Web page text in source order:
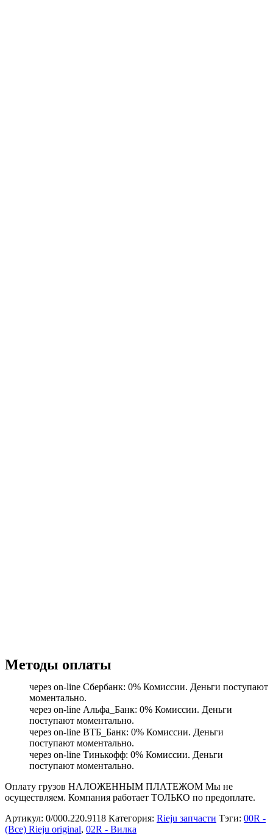
Методы оплаты
через on-line Сбербанк: 0% Комиссии. Деньги поступают
моментально.
через on-line Альфа_Банк: 0% Комиссии. Деньги
поступают моментально.
через on-line ВТБ_Банк: 0% Комиссии. Деньги
поступают моментально.
через on-line Тинькофф: 0% Комиссии. Деньги
поступают моментально.
Оплату грузов НАЛОЖЕННЫМ ПЛАТЕЖОМ Мы не
осуществляем. Компания работает ТОЛЬКО по предоплате.
Артикул: 0/000.220.9118 Категория: Rieju запчасти Тэги: 00R -
(Все) Rieju original, 02R - Вилка